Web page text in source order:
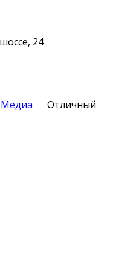
24
Отличный